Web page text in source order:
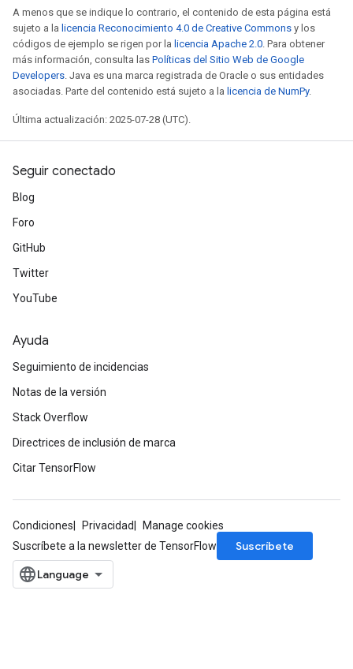
A menos que se indique lo contrario, el contenido de esta página está
sujeto a la licencia Reconocimiento 4.0 de Creative Commons y los
códigos de ejemplo se rigen por la licencia Apache 2.0. Para obtener
más información, consulta las Políticas del Sitio Web de Google
Developers. Java es una marca registrada de Oracle o sus entidades
asociadas. Parte del contenido está sujeto a la licencia de NumPy.
Última actualización: 2025-07-28 (UTC).
Seguir conectado
Blog
Foro
GitHub
Twitter
YouTube
Ayuda
Seguimiento de incidencias
Notas de la versión
Stack Overflow
Directrices de inclusión de marca
Citar TensorFlow
Condiciones Privacidad
Manage cookies
Suscríbete a la newsletter de TensorFlow
Suscríbete